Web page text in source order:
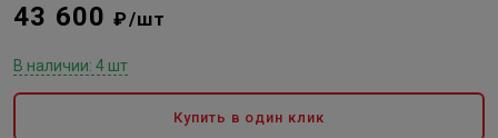
43 600₽/шт
В наличии: 4 шт
Купить в один клик